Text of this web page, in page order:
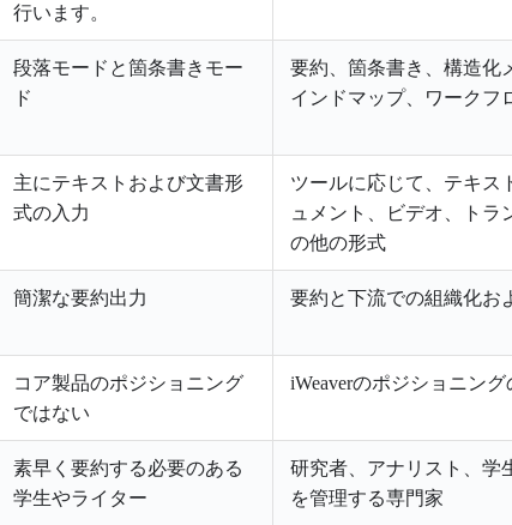
行います。
段落モードと箇条書きモー
ド
要約、箇条書き、構造化
インドマップ、ワークフ
主にテキストおよび文書形
式の入力
ツールに応じて、テキス
ュメント、ビデオ、トラ
の他の形式
簡潔な要約出力 要約と下流での組織化お
コア製品のポジショニング
ではない
iWeaverのポジショニン
素早く要約する必要のある
学生やライター
研究者、アナリスト、学
を管理する専門家